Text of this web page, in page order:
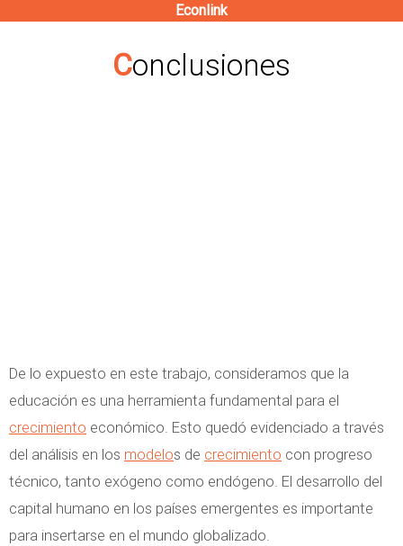
contenido
Econlink
Conclusiones
De lo expuesto en este trabajo, consideramos que la
educación es una herramienta fundamental para el
crecimiento económico. Esto quedó evidenciado a través
del análisis en los modelos de crecimiento con progreso
técnico, tanto exógeno como endógeno. El desarrollo del
capital humano en los países emergentes es importante
para insertarse en el mundo globalizado.